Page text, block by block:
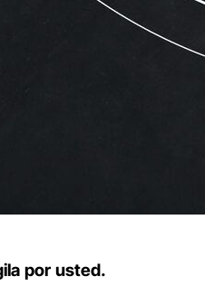
por usted.